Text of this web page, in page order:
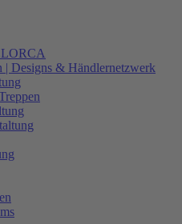
Designs & Händlernetzwerk